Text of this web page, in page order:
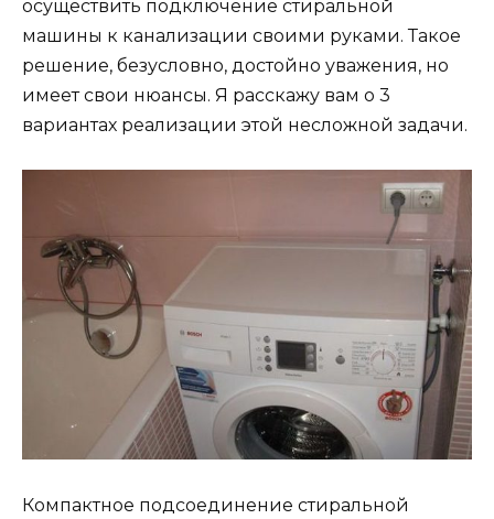
осуществить подключение стиральной
машины к канализации своими руками. Такое
решение, безусловно, достойно уважения, но
имеет свои нюансы. Я расскажу вам о 3
вариантах реализации этой несложной задачи.
Компактное подсоединение стиральной